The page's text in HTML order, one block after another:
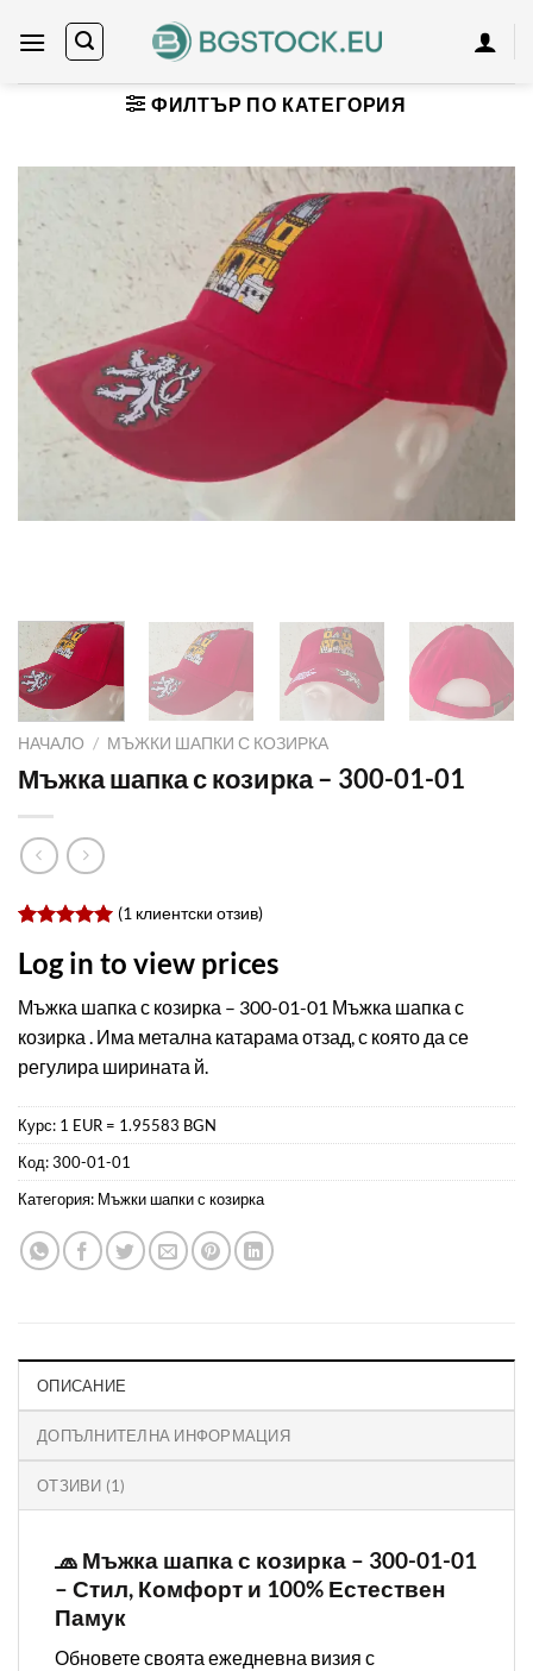
ФИЛТЪР ПО КАТЕГОРИЯ
НАЧАЛО / МЪЖКИ ШАПКИ С КОЗИРКА
Мъжка шапка с козирка – 300-01-01
5.00от 5,
базирано
на
потребителски
оценки
(1 клиентски отзив)
Log in to view prices
Мъжка шапка с козирка – 300-01-01 Мъжка шапка с
козирка . Има метална катарама отзад, с която да се
регулира ширината й.
Курс: 1 EUR = 1.95583 BGN
Код:300-01-01
Категория: Мъжки шапки с козирка
ОПИСАНИЕ
ДОПЪЛНИТЕЛНА ИНФОРМАЦИЯ
ОТЗИВИ (1)
🧢 Мъжка шапка с козирка – 300-01-01
– Стил, Комфорт и 100% Естествен
Памук
Обновете своята ежедневна визия с